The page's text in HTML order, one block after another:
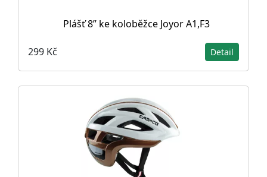
Plášť 8” ke koloběžce Joyor A1,F3
299 Kč Detail